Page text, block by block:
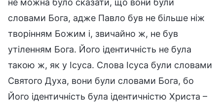
словами Бога, адже Павло був не більше ніж
творінням Божим і, звичайно ж, не був
утіленням Бога. Його ідентичність не була
такою ж, як у Ісуса. Слова Ісуса були словами
Святого Духа, вони були словами Бога, бо
Його ідентичність була ідентичністю Христа –